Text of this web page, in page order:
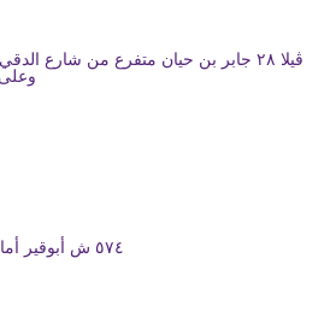
ڤيلا ٢٨ جابر بن حيان متفرع من شارع
وعلى بعد ٥
٥٧٤ ش أبوقير أمام EG Bank ، بجوار فرع We.